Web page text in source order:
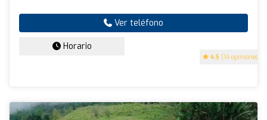
4.5 (14 opiniones)
Ver teléfono
Horario